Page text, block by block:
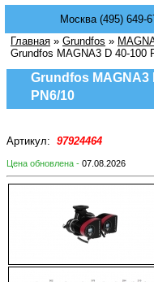
Москва (495) 649-
Главная » Grundfos »
Grundfos MAGNA3 D 40-100
Grundfos MAGNA3
PN6/10
Артикул: 97924464
Цена обновлена - 07.08.2026